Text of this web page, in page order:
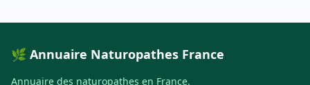
🌿 Annuaire Naturopathes France
Annuaire des naturopathes en France.